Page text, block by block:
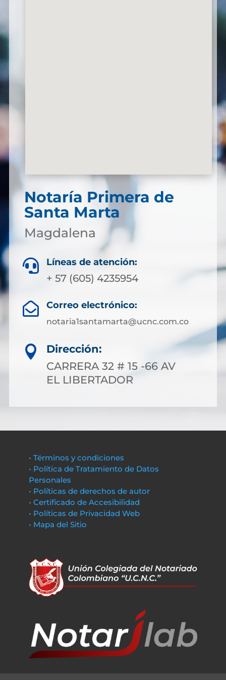
Notaría Primera de
Santa Marta
Magdalena
 Líneas de atención:
+ 57 (605) 4235954
 Correo electrónico:
notaria1santamarta@ucnc.com.co

Dirección:
CARRERA 32 # 15 -66 AV
EL LIBERTADOR
• Términos y condiciones
• Política de Tratamiento de Datos
Personales
• Políticas de derechos de autor
• Certificado de Accesibilidad
• Políticas de Privacidad Web
• Mapa del Sitio